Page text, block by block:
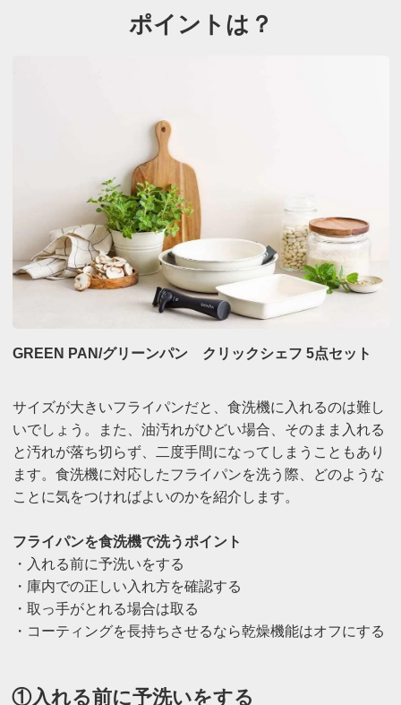
ポイントは？
GREEN PAN/グリーンパン クリックシェフ 5点セット
サイズが大きいフライパンだと、食洗機に入れるのは難し
いでしょう。また、油汚れがひどい場合、そのまま入れる
と汚れが落ち切らず、二度手間になってしまうこともあり
ます。食洗機に対応したフライパンを洗う際、どのような
ことに気をつければよいのかを紹介します。
フライパンを食洗機で洗うポイント
・入れる前に予洗いをする
・庫内での正しい入れ方を確認する
・取っ手がとれる場合は取る
・コーティングを長持ちさせるなら乾燥機能はオフにする
①入れる前に予洗いをする